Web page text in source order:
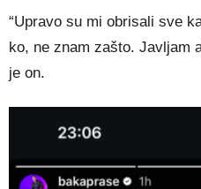
“Upravo su mi obrisali sve
ko, ne znam zašto. Javljam
je on.